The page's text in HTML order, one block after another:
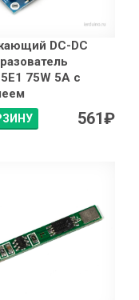
DC-DC
75W 5А с
561₽